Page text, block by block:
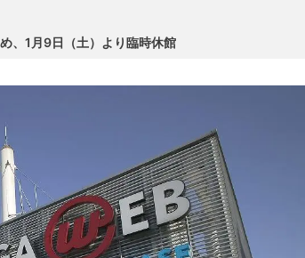
、1月9日（土）より臨時休館